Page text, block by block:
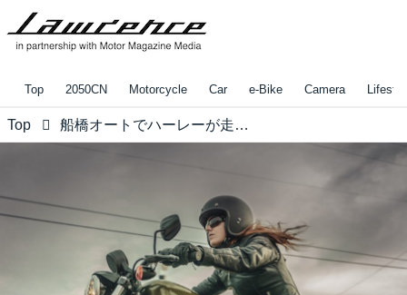
Top 2050CN Motorcycle Car e-Bike Camera
Top 船橋オートでハーレーが走る...無料試乗会も開催